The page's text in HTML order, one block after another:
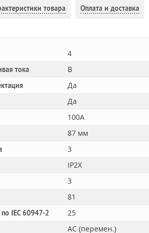
товара Оплата и доставка
4
тока B
Да
Да
100A
87 мм
3
IP2X
3
81
IEC 60947-2 25
AC (перемен.)